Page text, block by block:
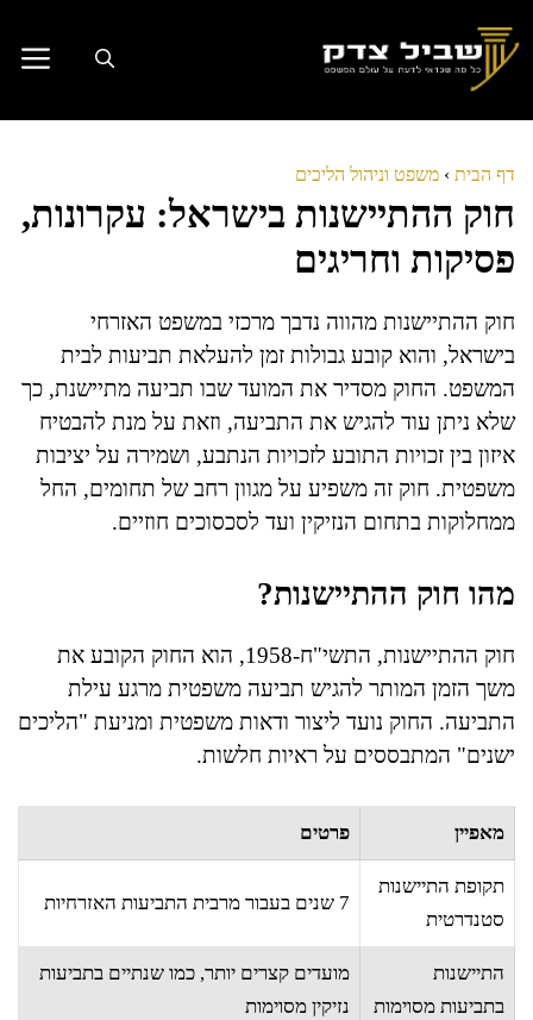
לתוכן
דף הבית › משפט וניהול הליכים
חוק ההתיישנות בישראל: עקרונות,
פסיקות וחריגים
חוק ההתיישנות מהווה נדבך מרכזי במשפט האזרחי
בישראל, והוא קובע גבולות זמן להעלאת תביעות לבית
המשפט. החוק מסדיר את המועד שבו תביעה מתיישנת, כך
שלא ניתן עוד להגיש את התביעה, וזאת על מנת להבטיח
איזון בין זכויות התובע לזכויות הנתבע, ושמירה על יציבות
משפטית. חוק זה משפיע על מגוון רחב של תחומים, החל
ממחלוקות בתחום הנזיקין ועד לסכסוכים חוזיים.
מהו חוק ההתיישנות?
חוק ההתיישנות, התשי"ח-1958, הוא החוק הקובע את
משך הזמן המותר להגיש תביעה משפטית מרגע עילת
התביעה. החוק נועד ליצור ודאות משפטית ומניעת "הליכים
ישנים" המתבססים על ראיות חלשות.
מאפיין פרטים
תקופת התיישנות
סטנדרטית
7 שנים בעבור מרבית התביעות האזרחיות
התיישנות
בתביעות מסוימות
מועדים קצרים יותר, כמו שנתיים בתביעות
נזיקין מסוימות